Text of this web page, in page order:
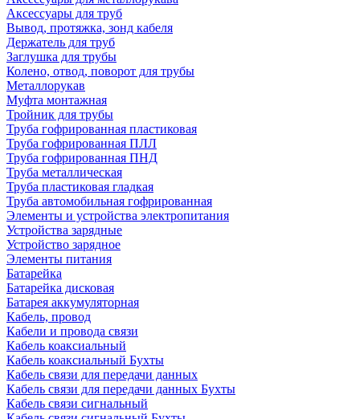
Аксессуары для труб
Вывод, протяжка, зонд кабеля
Держатель для труб
Заглушка для трубы
Колено, отвод, поворот для трубы
Металлорукав
Муфта монтажная
Тройник для трубы
Труба гофрированная пластиковая
Труба гофрированная ПЛЛ
Труба гофрированная ПНД
Труба металлическая
Труба пластиковая гладкая
Труба автомобильная гофрированная
Элементы и устройства электропитания
Устройства зарядные
Устройство зарядное
Элементы питания
Батарейка
Батарейка дисковая
Батарея аккумуляторная
Кабель, провод
Кабели и провода связи
Кабель коаксиальный
Кабель коаксиальный Бухты
Кабель связи для передачи данных
Кабель связи для передачи данных Бухты
Кабель связи сигнальный